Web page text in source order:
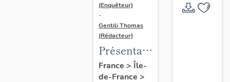
(Enquêteur)
-
Gentili Thomas
(Rédacteur)
Présentation
de l'étude
France > Île-
de-France >